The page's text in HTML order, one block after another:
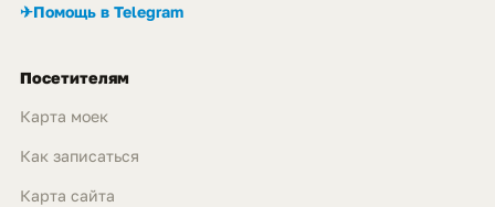
✈Помощь в Telegram
Посетителям
Карта моек
Как записаться
Карта сайта